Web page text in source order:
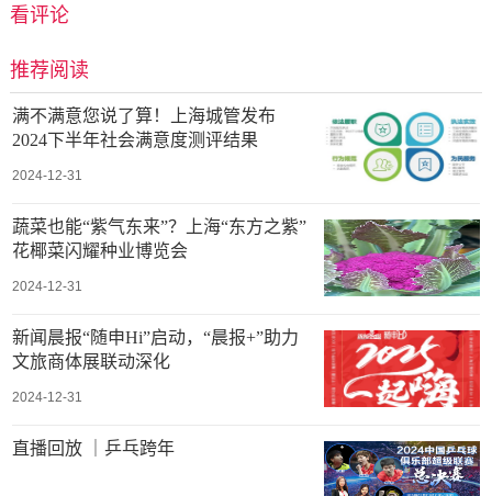
看评论
推荐阅读
满不满意您说了算！上海城管发布
2024下半年社会满意度测评结果
2024-12-31
蔬菜也能“紫气东来”？上海“东方之紫”
花椰菜闪耀种业博览会
2024-12-31
新闻晨报“随申Hi”启动，“晨报+”助力
文旅商体展联动深化
2024-12-31
直播回放 ｜乒乓跨年